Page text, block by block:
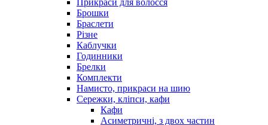
Брошки
Браслети
Різне
Каблучки
Годинники
Брелки
Комплекти
Намисто, прикраси на шию
Сережки, кліпси, кафи
Кафи
Асиметричні, з двох частин